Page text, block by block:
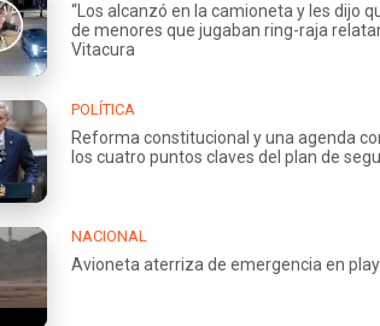
“Los alcanzó en la camioneta y les dijo
de menores que jugaban ring-raja
Vitacura
POLÍTICA
Reforma constitucional y una agenda
los cuatro puntos claves del plan de
NACIONAL
Avioneta aterriza de emergencia en